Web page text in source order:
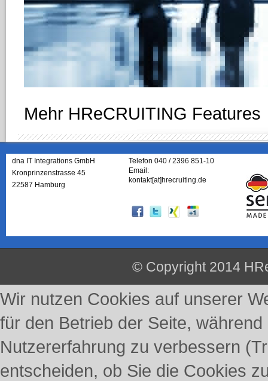
Motivierungsvermögen und
werden und zusammen mit
einer optimalen
Mehr HReCRUITING Features
dna IT Integrations GmbH
Kronprinzenstrasse 45
22587 Hamburg
Telefon 040 / 2396 851-10
Email:
kontakt[at]hrecruiting.de
© Copyright 2014
Wir nutzen Cookies auf unserer
für den Betrieb der Seite,
Nutzererfahrung zu verbessern
entscheiden, ob Sie die Cookies